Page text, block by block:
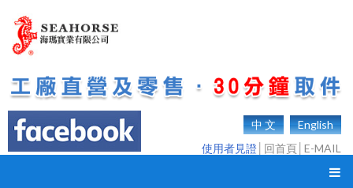
中 文
English
使用者見證 回首頁 E-MAIL